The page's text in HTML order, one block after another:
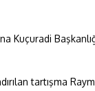
tartışma